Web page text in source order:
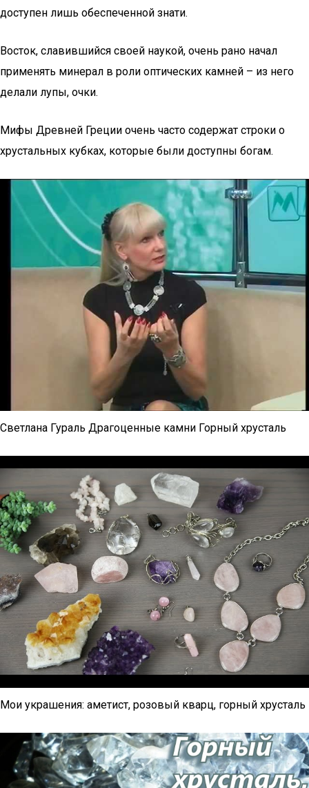
доступен лишь обеспеченной знати.
Восток, славившийся своей наукой, очень рано начал
применять минерал в роли оптических камней – из него
делали лупы, очки.
Мифы Древней Греции очень часто содержат строки о
хрустальных кубках, которые были доступны богам.
Светлана Гураль Драгоценные камни Горный хрусталь
Мои украшения: аметист, розовый кварц, горный хрусталь